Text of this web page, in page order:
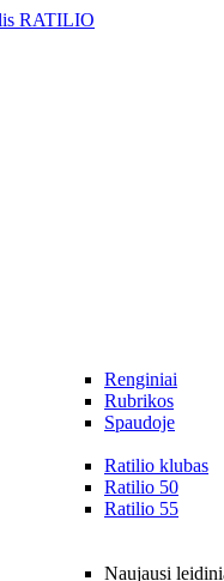
Renginiai
Rubrikos
Spaudoje
Ratilio klubas
Ratilio 50
Ratilio 55
Naujausi